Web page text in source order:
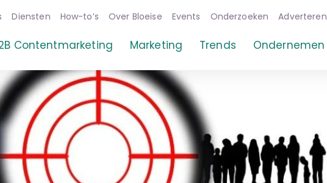
Diensten How-to’s Over Bloeise Events Onderzoeken Adverteren
Contentmarketing Marketing Trends Ondernemen